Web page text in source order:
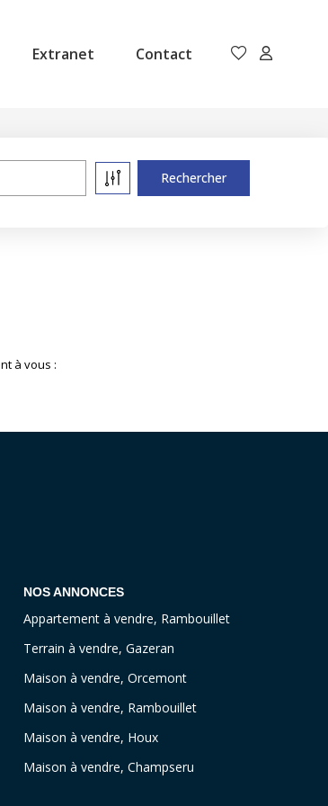
Extranet Contact
à vous :
NOS ANNONCES
Appartement à vendre, Rambouillet
Terrain à vendre, Gazeran
Maison à vendre, Orcemont
Maison à vendre, Rambouillet
Maison à vendre, Houx
Maison à vendre, Champseru